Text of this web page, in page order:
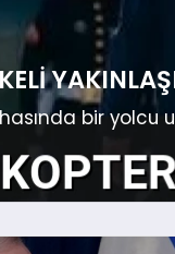
bir yolcu